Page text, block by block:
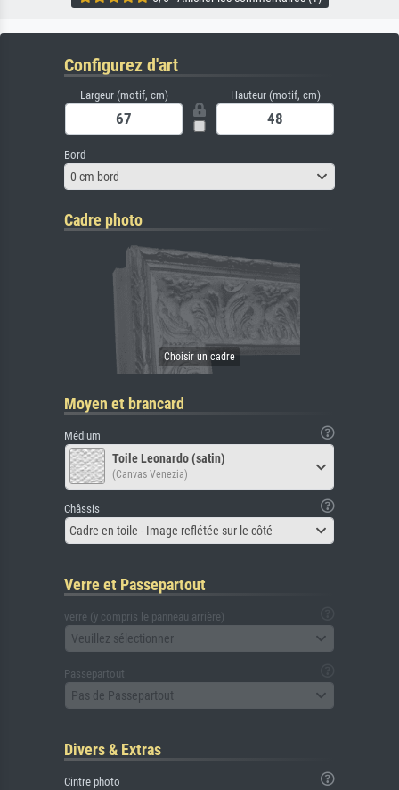
Configurez d'art
Largeur (motif, cm) Hauteur (motif, cm)
Bord
0 cm bord
Cadre photo
Moyen et brancard
Médium
Toile Leonardo (satin)
(Canvas Venezia)
Châssis
Cadre en toile - Image reflétée sur le côté
Verre et Passepartout
verre (y compris le panneau arrière)
Veuillez sélectionner
Passepartout
Pas de Passepartout
Divers & Extras
Cintre photo